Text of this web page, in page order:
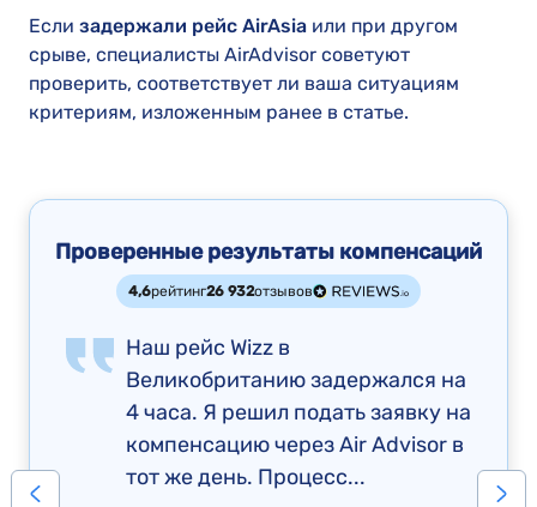
Если задержали рейс AirAsia или при другом
срыве, специалисты AirAdvisor советуют
проверить, соответствует ли ваша ситуациям
критериям, изложенным ранее в статье.
Проверенные результаты компенсаций
4,6рейтинг26 932отзывов
Наш рейс Wizz в
Великобританию задержался на
4 часа. Я решил подать заявку на
компенсацию через Air Advisor в
тот же день. Процесс...